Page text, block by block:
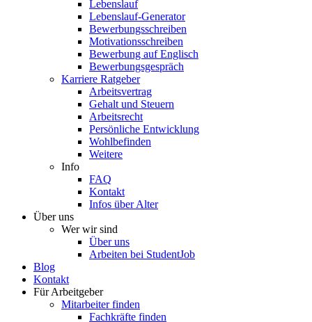
Lebenslauf
Lebenslauf-Generator
Bewerbungsschreiben
Motivationsschreiben
Bewerbung auf Englisch
Bewerbungsgespräch
Karriere Ratgeber
Arbeitsvertrag
Gehalt und Steuern
Arbeitsrecht
Persönliche Entwicklung
Wohlbefinden
Weitere
Info
FAQ
Kontakt
Infos über Alter
Über uns
Wer wir sind
Über uns
Arbeiten bei StudentJob
Blog
Kontakt
Für Arbeitgeber
Mitarbeiter finden
Fachkräfte finden